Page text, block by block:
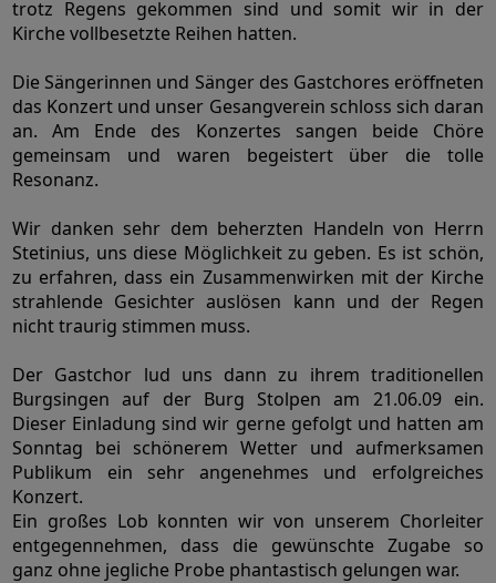
trotz Regens gekommen sind und somit wir in der
Kirche vollbesetzte Reihen hatten.
Die Sängerinnen und Sänger des Gastchores eröffneten
das Konzert und unser Gesangverein schloss sich daran
an. Am Ende des Konzertes sangen beide Chöre
gemeinsam und waren begeistert über die tolle
Resonanz.
Wir danken sehr dem beherzten Handeln von Herrn
Stetinius, uns diese Möglichkeit zu geben. Es ist schön,
zu erfahren, dass ein Zusammenwirken mit der Kirche
strahlende Gesichter auslösen kann und der Regen
nicht traurig stimmen muss.
Der Gastchor lud uns dann zu ihrem traditionellen
Burgsingen auf der Burg Stolpen am 21.06.09 ein.
Dieser Einladung sind wir gerne gefolgt und hatten am
Sonntag bei schönerem Wetter und aufmerksamen
Publikum ein sehr angenehmes und erfolgreiches
Konzert.
Ein großes Lob konnten wir von unserem Chorleiter
entgegennehmen, dass die gewünschte Zugabe so
ganz ohne jegliche Probe phantastisch gelungen war.